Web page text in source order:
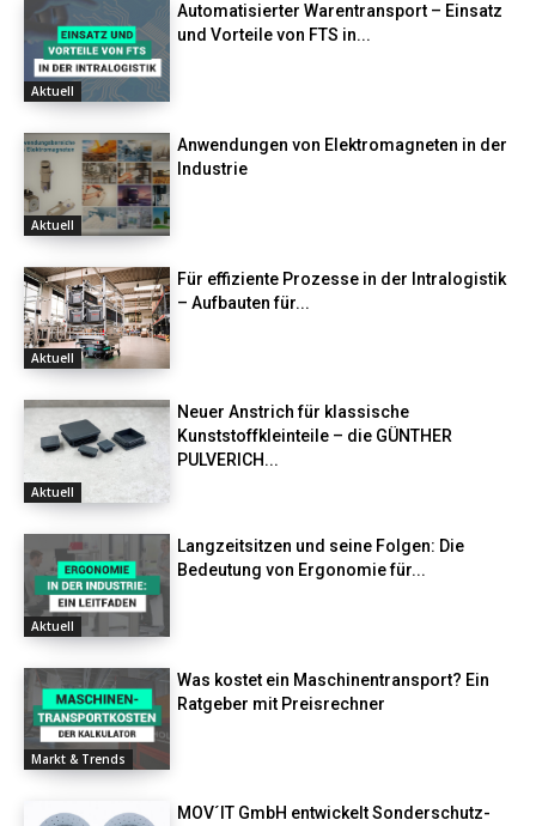
Aktuell
Automatisierter Warentransport – Einsatz
und Vorteile von FTS in...
Aktuell
Anwendungen von Elektromagneten in der
Industrie
Aktuell
Für effiziente Prozesse in der Intralogistik
– Aufbauten für...
Aktuell
Neuer Anstrich für klassische
Kunststoffkleinteile – die GÜNTHER
PULVERICH...
Aktuell
Langzeitsitzen und seine Folgen: Die
Bedeutung von Ergonomie für...
Markt & Trends
Was kostet ein Maschinentransport? Ein
Ratgeber mit Preisrechner
MOV´IT GmbH entwickelt Sonderschutz-